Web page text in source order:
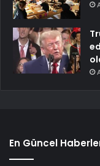
En Güncel